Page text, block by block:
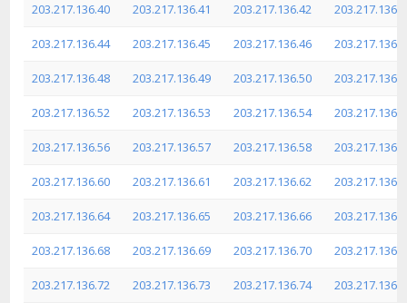
203.217.136.40 203.217.136.41 203.217.136.42
203.217.136.44 203.217.136.45 203.217.136.46
203.217.136.48 203.217.136.49 203.217.136.50
203.217.136.52 203.217.136.53 203.217.136.54
203.217.136.56 203.217.136.57 203.217.136.58
203.217.136.60 203.217.136.61 203.217.136.62
203.217.136.64 203.217.136.65 203.217.136.66
203.217.136.68 203.217.136.69 203.217.136.70
203.217.136.72 203.217.136.73 203.217.136.74